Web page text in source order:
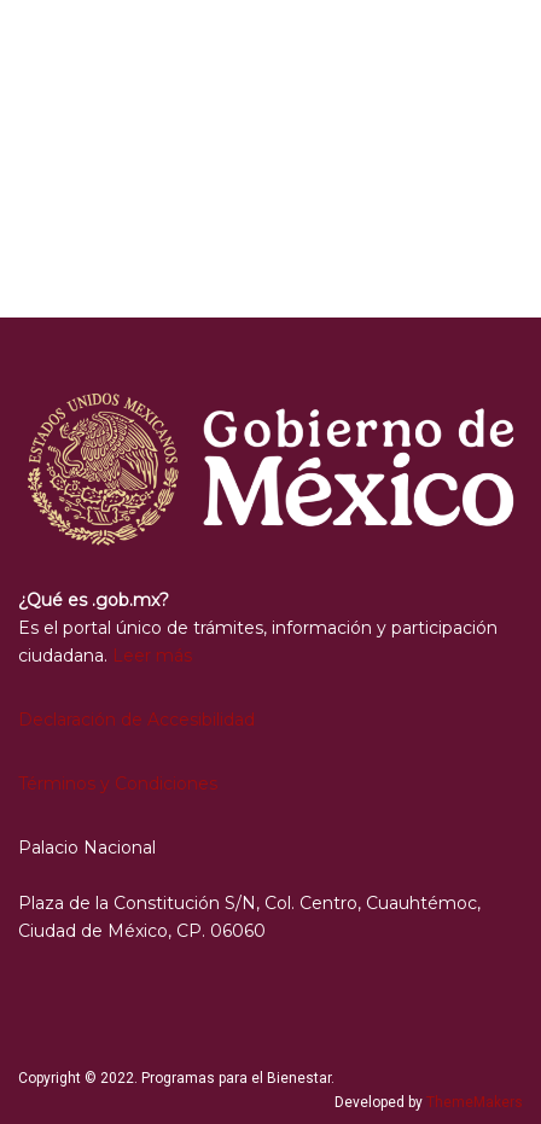
¿Qué es .gob.mx?
Es el portal único de trámites, información y participación
ciudadana. Leer más
Declaración de Accesibilidad
Términos y Condiciones
Palacio Nacional
Plaza de la Constitución S/N, Col. Centro, Cuauhtémoc,
Ciudad de México, CP. 06060
Copyright © 2022. Programas para el Bienestar.
Developed by ThemeMakers